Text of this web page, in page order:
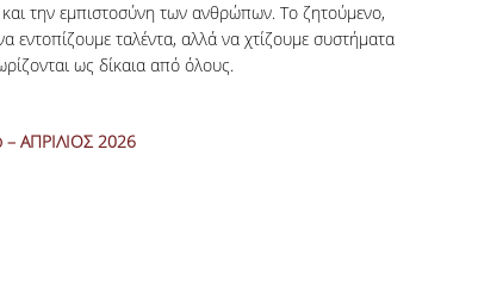
την εμπιστοσύνη των ανθρώπων. Το ζητούμενο,
εντοπίζουμε ταλέντα, αλλά να χτίζουμε συστήματα
ως δίκαια από όλους.
ΑΠΡΙΛΙΟΣ 2026